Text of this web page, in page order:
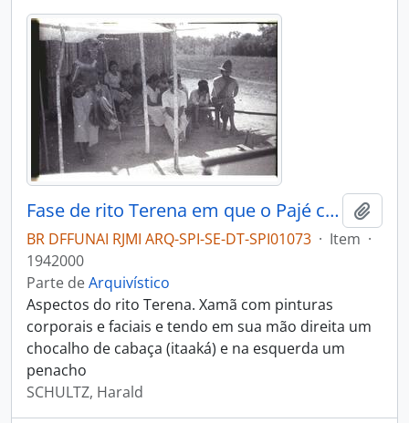
Fase de rito Terena em que o Pajé canta e invoca os espíritos
BR DFFUNAI RJMI ARQ-SPI-SE-DT-SPI01073 · Item ·
1942000
Parte deArquivístico
Aspectos do rito Terena. Xamã com pinturas
corporais e faciais e tendo em sua mão direita um
chocalho de cabaça (itaaká) e na esquerda um
penacho
SCHULTZ, Harald